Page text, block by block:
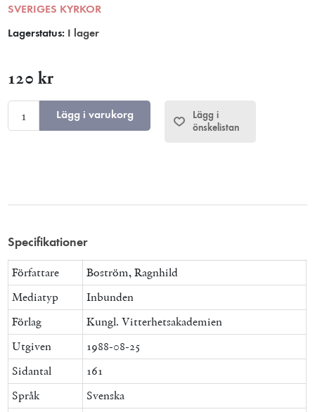
SVERIGES KYRKOR
Lagerstatus: I lager
120 kr
Lägg i varukorg
Lägg i
önskelistan
Specifikationer
Författare
Boström, Ragnhild
Mediatyp
Inbunden
Förlag
Kungl. Vitterhetsakademien
Utgiven
1988-08-25
Sidantal
161
Språk
Svenska